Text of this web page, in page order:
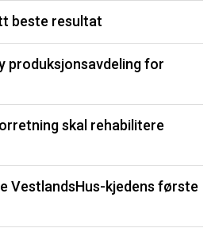
beste resultat
produksjonsavdeling for
skal rehabilitere
VestlandsHus-kjedens første